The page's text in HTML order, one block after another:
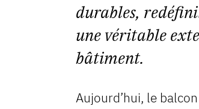
durables,
une véritable
bâtiment.
Aujourd’hui, le